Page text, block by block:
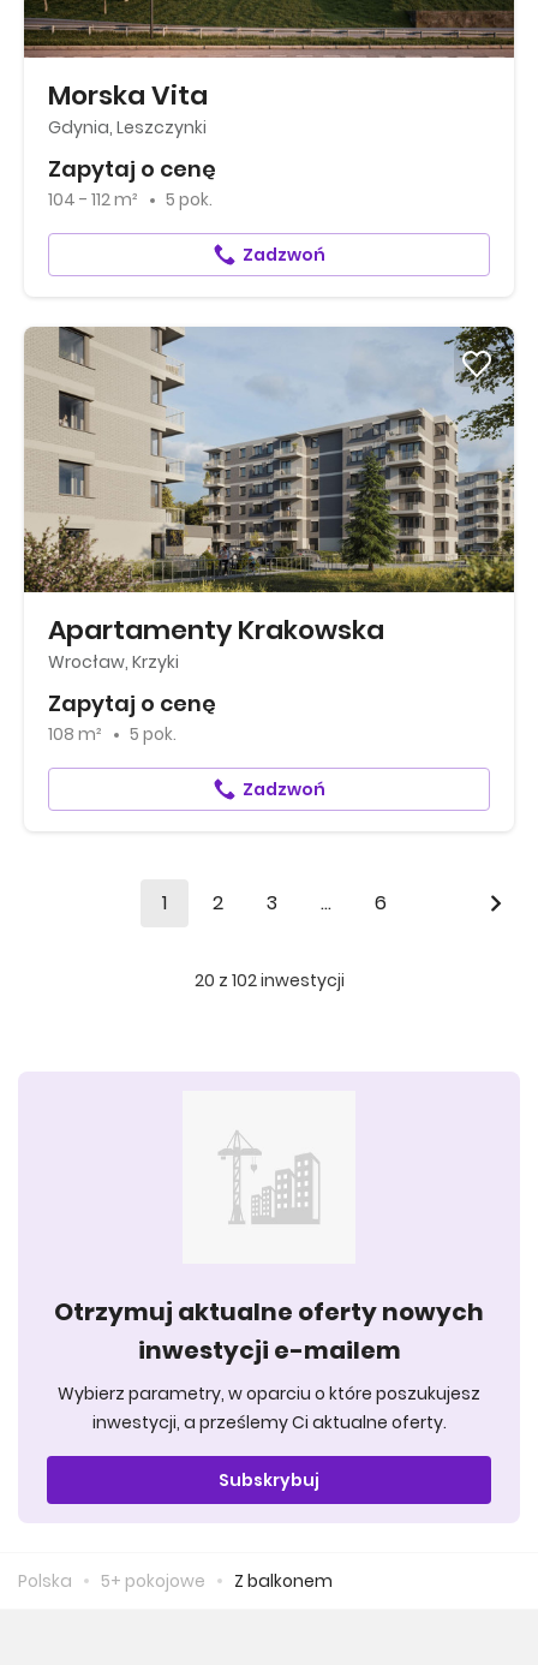
Morska Vita
Gdynia, Leszczynki
Zapytaj o cenę
104 - 112 m² 5 pok.
Zadzwoń
Apartamenty Krakowska
Wrocław, Krzyki
Zapytaj o cenę
108 m² 5 pok.
Zadzwoń
1 2 3 ... 6
20 z 102inwestycji
Otrzymuj aktualne oferty nowych
inwestycji e-mailem
Wybierz parametry, w oparciu o które poszukujesz
inwestycji, a prześlemy Ci aktualne oferty.
Subskrybuj
Polska 5+ pokojowe Z balkonem